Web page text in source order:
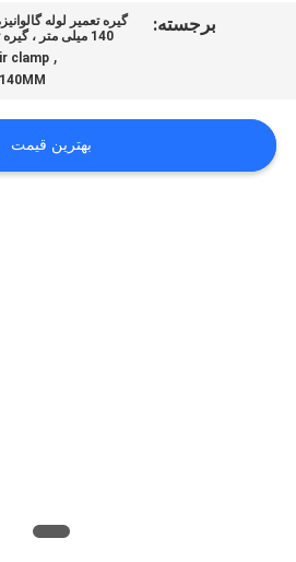
پرونده
برجسته:
140 میلی متر ، گیره تعمیر لوله گالوانیزه 140 میلی متر
,
clamp
بهترین قیمت